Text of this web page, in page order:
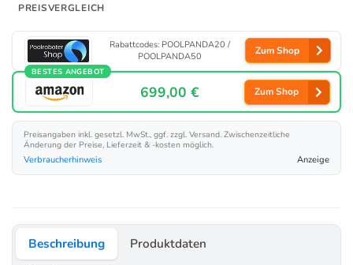
PREISVERGLEICH
Rabattcodes: POOLPANDA20 /
POOLPANDA50
Zum Shop
BESTES ANGEBOT
699,00 € Zum Shop
Preisangaben inkl. gesetzl. MwSt., ggf. zzgl. Versand. Zwischenzeitliche
Änderung der Preise, Lieferzeit & -kosten möglich.
Verbraucherhinweis
Anzeige
Beschreibung
Produktdaten